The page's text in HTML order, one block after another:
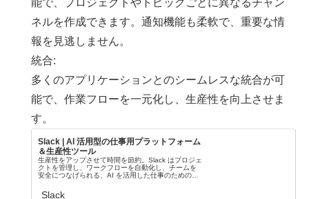
ネルを作成できます。通知機能も柔軟で、重要な情
報を見逃しません。
統合:
多くのアプリケーションとのシームレスな統合が可
能で、作業フローを一元化し、生産性を向上させま
す。
Slack | AI 活用型の仕事用プラットフォーム
＆生産性ツール
生産性をアップさせて時間を節約。Slack はプロジェ
クトを管理し、ワークフローを自動化し、チームを
安全につなげられる、AI を活用した仕事のためのプ
トに。
Slack